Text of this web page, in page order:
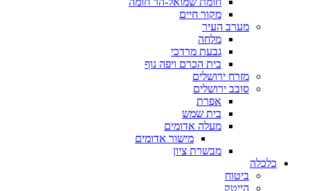
מקור חיים
מערב העיר
מלחה
גבעת מרדכי
בית הכרם ויפה נוף
מזרח ירושלים
סובב ירושלים
אפרת
בית שמש
מעלה אדומים
מישור אדומים
מבשרת ציון
כלכלה
ביטוח
הייטק